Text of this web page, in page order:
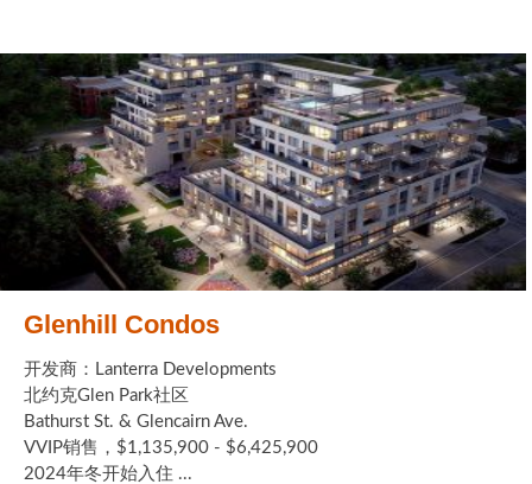
Glenhill Condos
开发商：Lanterra Developments
北约克Glen Park社区
Bathurst St. & Glencairn Ave.
VVIP销售，$1,135,900 - $6,425,900
2024年冬开始入住 ...